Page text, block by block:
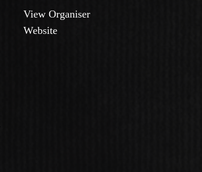
View Organiser
Website